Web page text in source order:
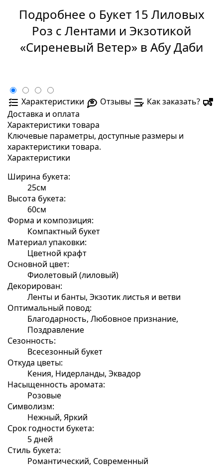
Подробнее о Букет 15 Лиловых
Роз с Лентами и Экзотикой
«Сиреневый Ветер» в Абу Даби
Характеристики Отзывы
Как заказать?
Доставка и оплата
Характеристики товара
Ключевые параметры, доступные размеры и
характеристики товара.
Характеристики
Ширина букета:
25см
Высота букета:
60см
Форма и композиция:
Компактный букет
Материал упаковки:
Цветной крафт
Основной цвет:
Фиолетовый (лиловый)
Декорирован:
Ленты и банты, Экзотик листья и ветви
Оптимальный повод:
Благодарность, Любовное признание,
Поздравление
Сезонность:
Всесезонный букет
Откуда цветы:
Кения, Нидерланды, Эквадор
Насыщенность аромата:
Розовые
Символизм:
Нежный, Яркий
Срок годности букета:
5 дней
Стиль букета:
Романтический, Современный